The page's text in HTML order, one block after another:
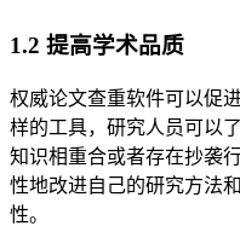
1.2 提高学术品质
权威论文查重软件可以促
样的工具，研究人员可以
知识相重合或者存在抄袭
性地改进自己的研究方法
性。